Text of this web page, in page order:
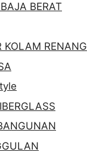
BERAT
KOLAM RENANG